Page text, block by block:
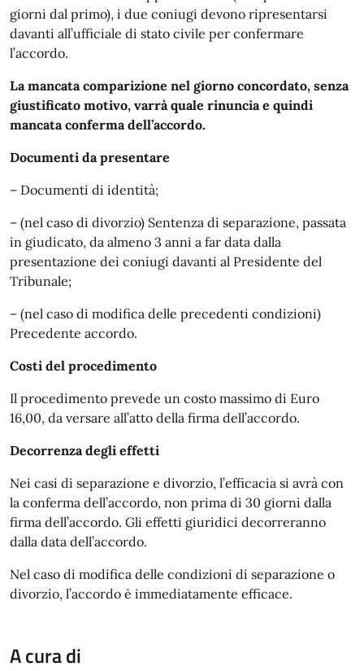
giorni dal primo), i due coniugi devono ripresentarsi
davanti all’ufficiale di stato civile per confermare
l’accordo.
La mancata comparizione nel giorno concordato, senza
giustificato motivo, varrà quale rinuncia e quindi
mancata conferma dell’accordo.
Documenti da presentare
– Documenti di identità;
– (nel caso di divorzio) Sentenza di separazione, passata
in giudicato, da almeno 3 anni a far data dalla
presentazione dei coniugi davanti al Presidente del
Tribunale;
– (nel caso di modifica delle precedenti condizioni)
Precedente accordo.
Costi del procedimento
Il procedimento prevede un costo massimo di Euro
16,00, da versare all’atto della firma dell’accordo.
Decorrenza degli effetti
Nei casi di separazione e divorzio, l’efficacia si avrà con
la conferma dell’accordo, non prima di 30 giorni dalla
firma dell’accordo. Gli effetti giuridici decorreranno
dalla data dell’accordo.
Nel caso di modifica delle condizioni di separazione o
divorzio, l’accordo è immediatamente efficace.
A cura di